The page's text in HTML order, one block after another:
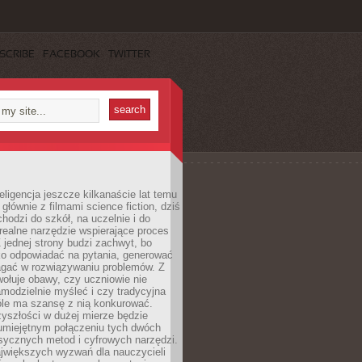
FACEBOOK TWITTER
jeszcze kilkanaście lat temu
głównie z filmami science fiction, dziś
do szkół, na uczelnie i do
narzędzie wspierające proces
jednej strony budzi zachwyt, bo
odpowiadać na pytania, generować
w rozwiązywaniu problemów. Z
obawy, czy uczniowie nie
myśleć i czy tradycyjna
ma szansę z nią konkurować.
w dużej mierze będzie
połączeniu tych dwóch
metod i cyfrowych narzędzi.
wyzwań dla nauczycieli